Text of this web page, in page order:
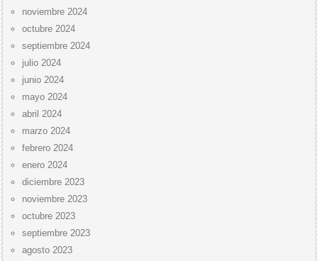
noviembre 2024
octubre 2024
septiembre 2024
julio 2024
junio 2024
mayo 2024
abril 2024
marzo 2024
febrero 2024
enero 2024
diciembre 2023
noviembre 2023
octubre 2023
septiembre 2023
agosto 2023